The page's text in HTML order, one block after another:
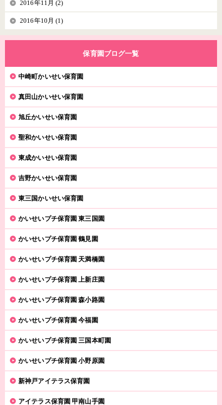
2016年11月 (2)
2016年10月 (1)
保育園ブログ一覧
中崎町かいせい保育園
真田山かいせい保育園
旭丘かいせい保育園
聖和かいせい保育園
東成かいせい保育園
吉野かいせい保育園
東三国かいせい保育園
かいせいプチ保育園 東三国園
かいせいプチ保育園 鶴見園
かいせいプチ保育園 天満橋園
かいせいプチ保育園 上新庄園
かいせいプチ保育園 森小路園
かいせいプチ保育園 今福園
かいせいプチ保育園 三国本町園
かいせいプチ保育園 小野原園
新神戸アイテラス保育園
アイテラス保育園 甲南山手園